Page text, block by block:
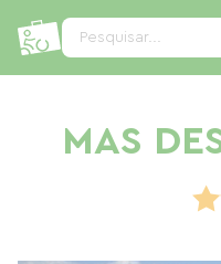
Pesquisar...
MAS
Painel de